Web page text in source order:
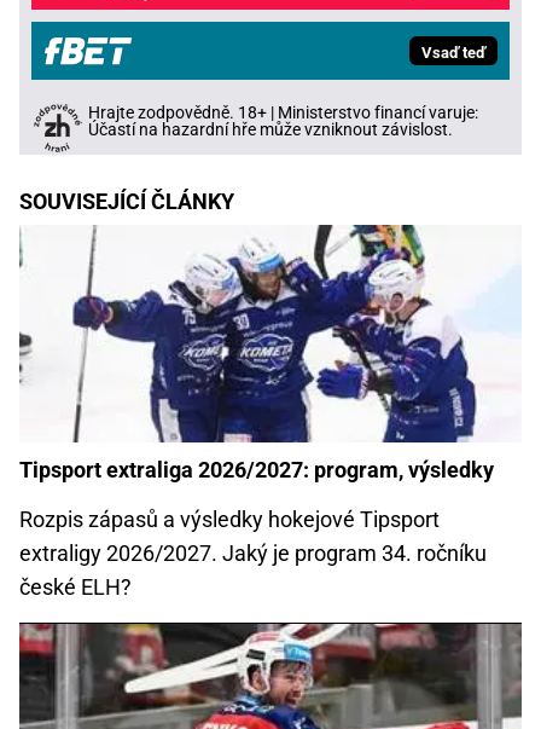
Vsaď teď
Hrajte zodpovědně. 18+ | Ministerstvo financí varuje:
Účastí na hazardní hře může vzniknout závislost.
SOUVISEJÍCÍ ČLÁNKY
Tipsport extraliga 2026/2027: program, výsledky
Rozpis zápasů a výsledky hokejové Tipsport
extraligy 2026/2027. Jaký je program 34. ročníku
české ELH?